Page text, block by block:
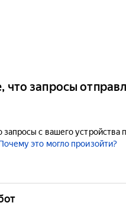
что запросы
с вашего устройства
это могло произойти?